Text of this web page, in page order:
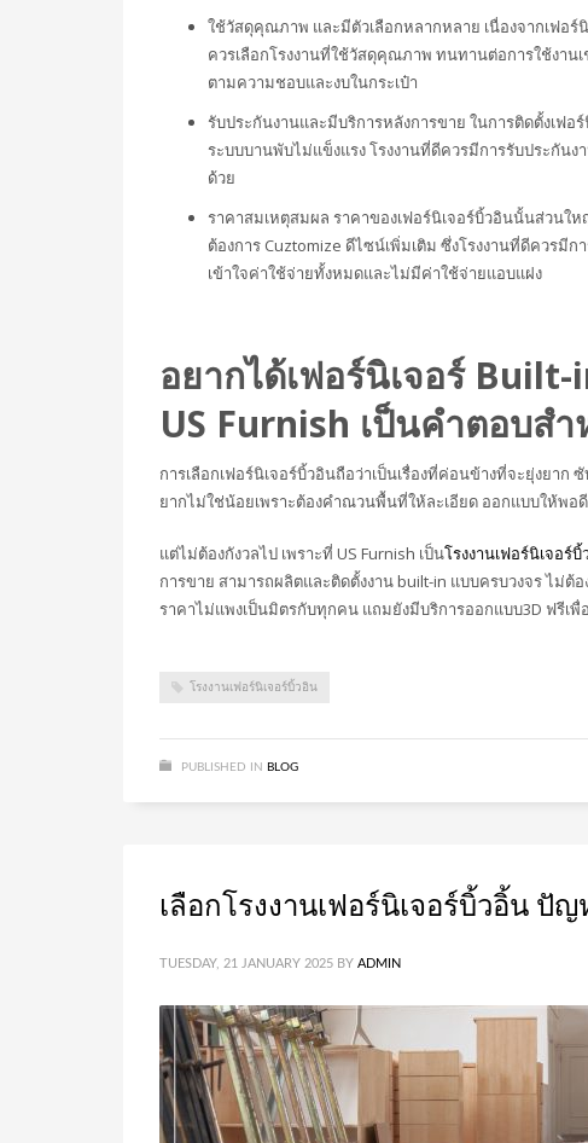
ใช้วัสดุคุณภาพ และมีตัวเลือกหลากหลาย เนื่องจากเฟอ
ควรเลือกโรงงานที่ใช้วัสดุคุณภาพ ทนทานต่อการใช้งาน
ตามความชอบและงบในกระเป๋า
รับประกันงานและมีบริการหลังการขาย ในการติดตั้งเฟอ
ระบบบานพับไม่แข็งแรง โรงงานที่ดีควรมีการรับประกัน
ด้วย
ราคาสมเหตุสมผล ราคาของเฟอร์นิเจอร์บิ้วอินนั้นส่วน
ต้องการ Cuztomize ดีไซน์เพิ่มเติม ซึ่งโรงงานที่ดีควรมี
เข้าใจค่าใช้จ่ายทั้งหมดและไม่มีค่าใช้จ่ายแอบแฝง
อยากได้เฟอร์นิเจอร์ Built-
US Furnish เป็นคำตอบส
การเลือกเฟอร์นิเจอร์บิ้วอินถือว่าเป็นเรื่องที่ค่อนข้างที่จะยุ่งย
ยากไม่ใช่น้อยเพราะต้องคำณวนพื้นที่ให้ละเอียด ออกแบบให้พ
แต่ไม่ต้องกังวลไป เพราะที่ US Furnish เป็นโรงงานเฟอร์นิเจอร์
การขาย สามารถผลิตและติดตั้งงาน built-in แบบครบวงจร ไม่
ราคาไม่แพงเป็นมิตรกับทุกคน แถมยังมีบริการออกแบบ3D ฟรีเ
โรงงานเฟอร์นิเจอร์บิ้วอิน
PUBLISHED IN BLOG
เลือกโรงงานเฟอร์นิเจอร์บิ้วอิ้น
TUESDAY, 21 JANUARY 2025 BY ADMIN